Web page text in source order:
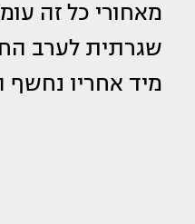
מאחורי כל זה
שגרתית לערב
מיד אחריו נחשף